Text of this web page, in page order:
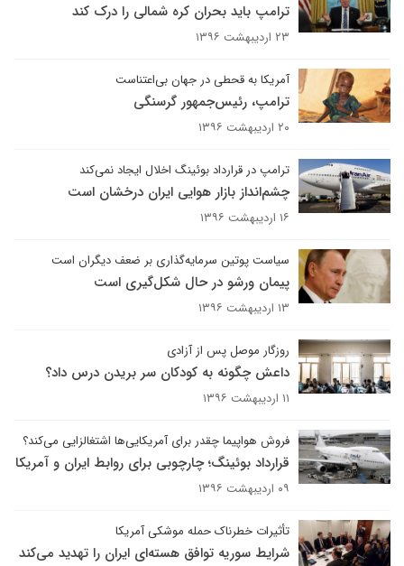
ترامپ باید بحران کره شمالی را درک کند
۲۳ اردیبهشت ۱۳۹۶
آمریکا به قحطی در جهان بی‌اعتناست
ترامپ، رئیس‌جمهور گرسنگی
۲۰ اردیبهشت ۱۳۹۶
ترامپ در قرارداد بوئینگ اخلال ایجاد نمی‌کند
چشم‌انداز بازار هوایی ایران درخشان است
۱۶ اردیبهشت ۱۳۹۶
سیاست پوتین سرمایه‌گذاری بر ضعف دیگران است
پیمان ورشو در حال شکل‌گیری است
۱۳ اردیبهشت ۱۳۹۶
روزگار موصل پس از آزادی
داعش چگونه به کودکان سر بریدن درس داد؟
۱۱ اردیبهشت ۱۳۹۶
فروش هواپیما چقدر برای آمریکایی‌ها اشتغالزایی می‌کند؟
قرارداد بوئینگ؛ چارچوبی برای روابط ایران و آمریکا
۰۹ اردیبهشت ۱۳۹۶
تأثیرات خطرناک حمله موشکی آمریکا
شرایط سوریه توافق هسته‌ای ایران را تهدید می‌کند